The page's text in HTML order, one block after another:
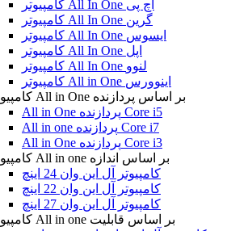
کامپیوتر All In One اچ پی
کامپیوتر All In One گرین
کامپیوتر All In One ایسوس
کامپیوتر All In One اپل
کامپیوتر All In One لنوو
کامپیوتر All in One اینوورس
کامپیوتر All in One بر اساس پردازنده
All in One پردازنده Core i5
All in one پردازنده Core i7
All in One پردازنده Core i3
کامپیوتر All in one بر اساس اندازه
کامپیوتر آل این وان 24 اینچ
کامپیوتر آل این وان 22 اینچ
کامپیوتر آل این وان 27 اینچ
کامپیوتر All in one بر اساس قابلیت